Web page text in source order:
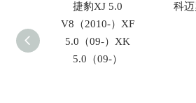
捷豹XJ 5.0
V8（2010-）XF
5.0（09-）XK
5.0（09-）
科